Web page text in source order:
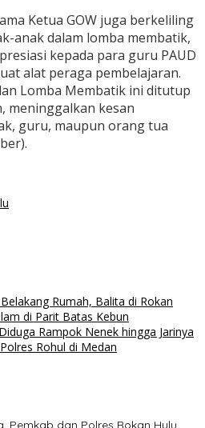
Ketua GOW juga berkeliling
anak dalam lomba membatik,
kepada para guru PAUD
alat peraga pembelajaran.
Lomba Membatik ini ditutup
meninggalkan kesan
guru, maupun orang tua
Rumah, Balita di Rokan
di Parit Batas Kebun
Rampok Nenek hingga Jarinya
Rohul di Medan
Pemkab dan Polres Rokan Hulu